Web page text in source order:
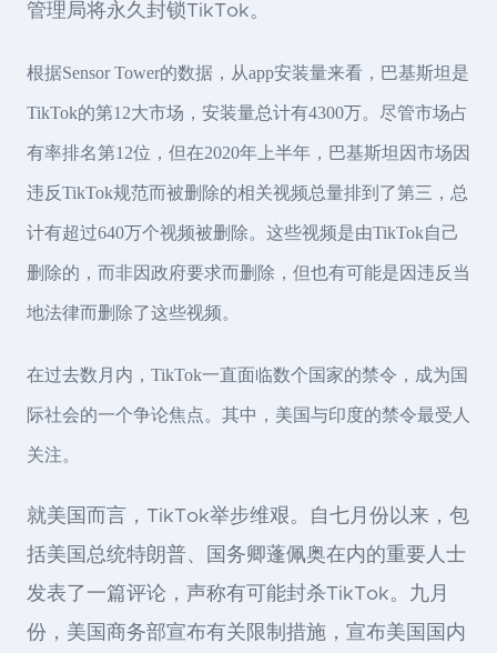
管理局将永久封锁TikTok。
根据Sensor Tower的数据，从app安装量来看，巴基斯坦是
TikTok的第12大市场，安装量总计有4300万。尽管市场占
有率排名第12位，但在2020年上半年，巴基斯坦因市场因
违反TikTok规范而被删除的相关视频总量排到了第三，总
计有超过640万个视频被删除。这些视频是由TikTok自己
删除的，而非因政府要求而删除，但也有可能是因违反当
地法律而删除了这些视频。
在过去数月内，TikTok一直面临数个国家的禁令，成为国
际社会的一个争论焦点。其中，美国与印度的禁令最受人
关注。
就美国而言，TikTok举步维艰。自七月份以来，包
括美国总统特朗普、国务卿蓬佩奥在内的重要人士
发表了一篇评论，声称有可能封杀TikTok。九月
份，美国商务部宣布有关限制措施，宣布美国国内